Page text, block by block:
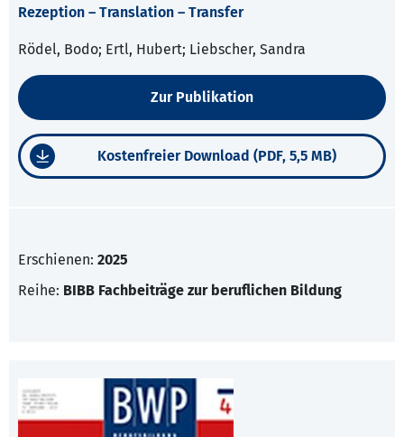
Rezeption – Translation – Transfer
Rödel, Bodo; Ertl, Hubert; Liebscher, Sandra
Zur Publikation
Kostenfreier Download (PDF, 5,5 MB)
Erschienen: 2025
Reihe: BIBB Fachbeiträge zur beruflichen Bildung